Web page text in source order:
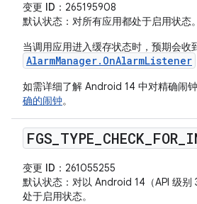
变更 ID ：265195908
默认状态 ：对所有应用都处于启用状态。
当调用应用进入缓存状态时，预期会收
AlarmManager.OnAlarmListener
如需详细了解 Android 14 中对精确闹
确的闹钟。
FGS TYPE CHECK FOR_
变更 ID ：261055255
默认状态 ：对以 Android 14（API 级
处于启用状态。